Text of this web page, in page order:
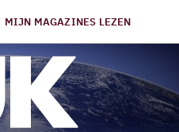
MIJN MAGAZINES LEZEN